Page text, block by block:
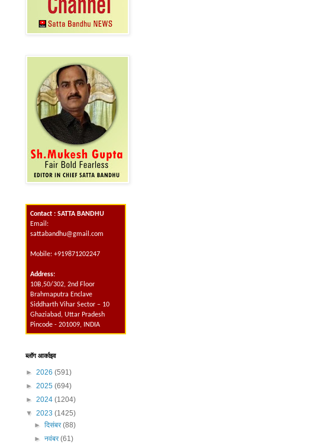
Contact : SATTA BANDHU
Email:
sattabandhu@gmail.com
Mobile: +919871202247
Address:
10B,50/302, 2nd Floor
Brahmaputra Enclave
Siddharth Vihar Sector – 10
Ghaziabad, Uttar Pradesh
Pincode - 201009, INDIA
ब्लॉग आर्काइव
► 2026 (591)
► 2025 (694)
► 2024 (1204)
▼ 2023 (1425)
► दिसंबर(88)
► नवंबर(61)